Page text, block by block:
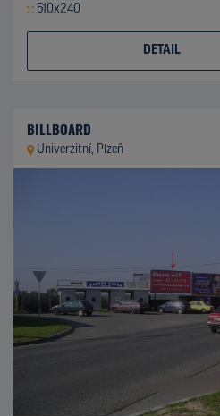
510x240
DETAIL
BILLBOARD
Univerzitní, Plzeň